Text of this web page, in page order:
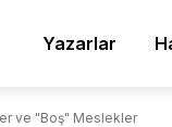
Yazarlar
ve "Boş" Meslekler